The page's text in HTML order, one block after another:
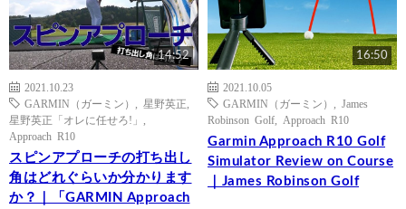
14:52
2021.10.23
GARMIN（ガーミン）
星野英正
星野英正「オレに任せろ!」
Approach R10
スピンアプローチの打ち出し
角はどれぐらいか分かります
か？｜「GARMIN Approach
16:50
2021.10.05
GARMIN（ガーミン）
James
Robinson Golf
Approach R10
Garmin Approach R10 Golf
Simulator Review on Course
｜James Robinson Golf